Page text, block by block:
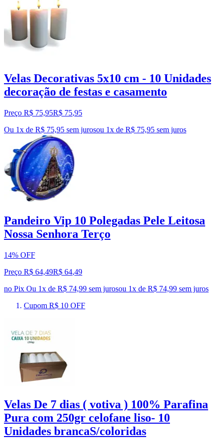
Velas Decorativas 5x10 cm - 10 Unidades
decoração de festas e casamento
Preço R$ 75,95R$ 75,95
Ou 1x de R$ 75,95 sem jurosou 1x de R$ 75,95 sem juros
Pandeiro Vip 10 Polegadas Pele Leitosa
Nossa Senhora Terço
14% OFF
Preço R$ 64,49R$ 64,49
no Pix Ou 1x de R$ 74,99 sem jurosou 1x de R$ 74,99 sem juros
Cupom R$ 10 OFF
Velas De 7 dias ( votiva ) 100% Parafina
Pura com 250gr celofane liso- 10
Unidades brancaS/coloridas